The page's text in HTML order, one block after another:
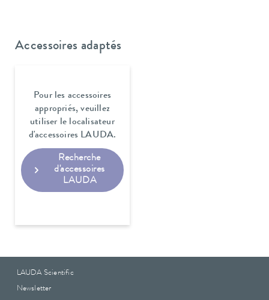
Accessoires adaptés
Pour les accessoires
appropriés, veuillez
utiliser le localisateur
d'accessoires LAUDA.
Recherche
d'accessoires
LAUDA
LAUDA Scientific
Newsletter